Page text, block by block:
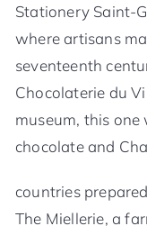
Stationery Saint-
where artisans
seventeenth
Chocolaterie du
museum, this
chocolate and
countries
The Miellerie, a